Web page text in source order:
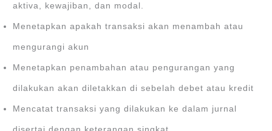
aktiva, kewajiban, dan modal.
Menetapkan apakah transaksi akan menambah atau
mengurangi akun
Menetapkan penambahan atau pengurangan yang
dilakukan akan diletakkan di sebelah debet atau kredit
Mencatat transaksi yang dilakukan ke dalam jurnal